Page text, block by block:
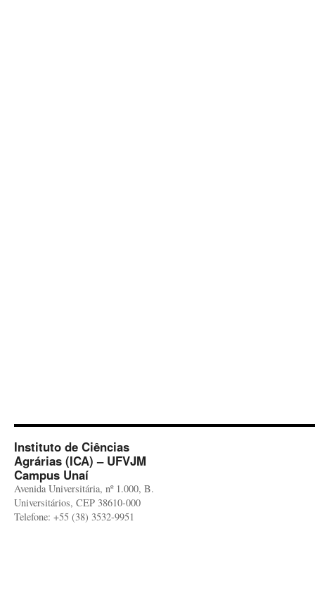
Instituto de Ciências
Agrárias (ICA) – UFVJM
Campus Unaí
Avenida Universitária, nº 1.000, B.
Universitários, CEP 38610-000
Telefone: +55 (38) 3532-9951